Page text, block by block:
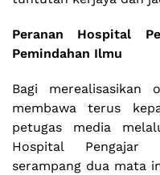
Peranan Hospital
Pemindahan Ilmu
Bagi merealisasikan
membawa terus
petugas media
Hospital Pengajar
serampang dua mata